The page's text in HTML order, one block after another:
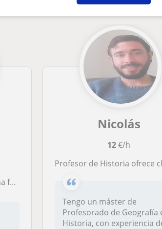
📚
Nicolás
12€/h
Profesor de Historia ofrece clases particulares de Geografía, Historia e Historia del Arte, como también Filosofía para secundaria y Bachillerato. Mi objetivo está marcado en ayudar a mis alumnos a alcanzar sus
Tengo un máster de
Profesorado de Geografía
Historia, con experiencia